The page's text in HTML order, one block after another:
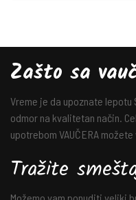
Zašto sa
Vreme je da upoznate
odmor na kvalitetan način.
upotrebom VAUČERA
Tražite
Možemo vam ponuditi veliki